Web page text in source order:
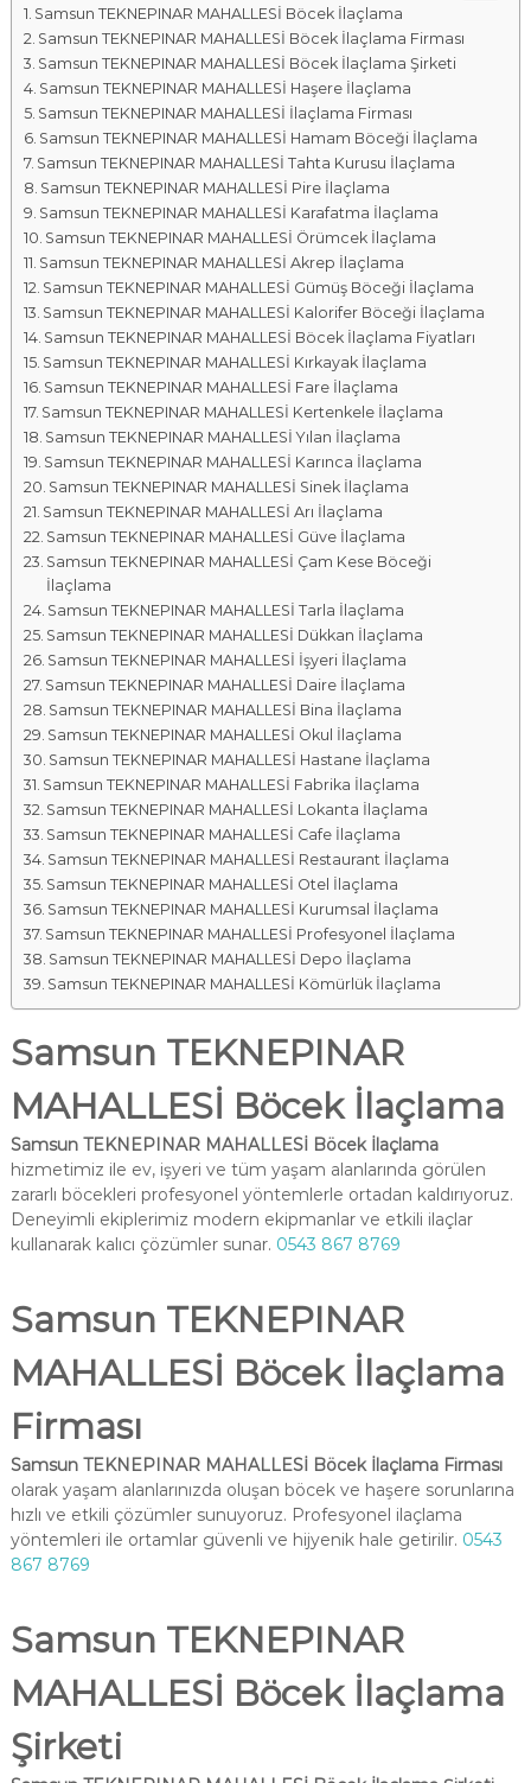
a
l
a
r
ı
Samsun TEKNEPINAR MAHALLESİ Böcek İlaçlama
Samsun TEKNEPINAR MAHALLESİ Böcek İlaçlama Firması
Samsun TEKNEPINAR MAHALLESİ Böcek İlaçlama Şirketi
Samsun TEKNEPINAR MAHALLESİ Haşere İlaçlama
Samsun TEKNEPINAR MAHALLESİ İlaçlama Firması
Samsun TEKNEPINAR MAHALLESİ Hamam Böceği İlaçlama
Samsun TEKNEPINAR MAHALLESİ Tahta Kurusu İlaçlama
Samsun TEKNEPINAR MAHALLESİ Pire İlaçlama
Samsun TEKNEPINAR MAHALLESİ Karafatma İlaçlama
Samsun TEKNEPINAR MAHALLESİ Örümcek İlaçlama
Samsun TEKNEPINAR MAHALLESİ Akrep İlaçlama
Samsun TEKNEPINAR MAHALLESİ Gümüş Böceği İlaçlama
Samsun TEKNEPINAR MAHALLESİ Kalorifer Böceği İlaçlama
Samsun TEKNEPINAR MAHALLESİ Böcek İlaçlama Fiyatları
Samsun TEKNEPINAR MAHALLESİ Kırkayak İlaçlama
Samsun TEKNEPINAR MAHALLESİ Fare İlaçlama
Samsun TEKNEPINAR MAHALLESİ Kertenkele İlaçlama
Samsun TEKNEPINAR MAHALLESİ Yılan İlaçlama
Samsun TEKNEPINAR MAHALLESİ Karınca İlaçlama
Samsun TEKNEPINAR MAHALLESİ Sinek İlaçlama
Samsun TEKNEPINAR MAHALLESİ Arı İlaçlama
Samsun TEKNEPINAR MAHALLESİ Güve İlaçlama
Samsun TEKNEPINAR MAHALLESİ Çam Kese Böceği
İlaçlama
Samsun TEKNEPINAR MAHALLESİ Tarla İlaçlama
Samsun TEKNEPINAR MAHALLESİ Dükkan İlaçlama
Samsun TEKNEPINAR MAHALLESİ İşyeri İlaçlama
Samsun TEKNEPINAR MAHALLESİ Daire İlaçlama
Samsun TEKNEPINAR MAHALLESİ Bina İlaçlama
Samsun TEKNEPINAR MAHALLESİ Okul İlaçlama
Samsun TEKNEPINAR MAHALLESİ Hastane İlaçlama
Samsun TEKNEPINAR MAHALLESİ Fabrika İlaçlama
Samsun TEKNEPINAR MAHALLESİ Lokanta İlaçlama
Samsun TEKNEPINAR MAHALLESİ Cafe İlaçlama
Samsun TEKNEPINAR MAHALLESİ Restaurant İlaçlama
Samsun TEKNEPINAR MAHALLESİ Otel İlaçlama
Samsun TEKNEPINAR MAHALLESİ Kurumsal İlaçlama
Samsun TEKNEPINAR MAHALLESİ Profesyonel İlaçlama
Samsun TEKNEPINAR MAHALLESİ Depo İlaçlama
Samsun TEKNEPINAR MAHALLESİ Kömürlük İlaçlama
Samsun TEKNEPINAR
MAHALLESİ Böcek İlaçlama
Samsun TEKNEPINAR MAHALLESİ Böcek İlaçlama
hizmetimiz ile ev, işyeri ve tüm yaşam alanlarında görülen
zararlı böcekleri profesyonel yöntemlerle ortadan kaldırıyoruz.
Deneyimli ekiplerimiz modern ekipmanlar ve etkili ilaçlar
kullanarak kalıcı çözümler sunar. 0543 867 8769
Samsun TEKNEPINAR
MAHALLESİ Böcek İlaçlama
Firması
Samsun TEKNEPINAR MAHALLESİ Böcek İlaçlama Firması
olarak yaşam alanlarınızda oluşan böcek ve haşere sorunlarına
hızlı ve etkili çözümler sunuyoruz. Profesyonel ilaçlama
yöntemleri ile ortamlar güvenli ve hijyenik hale getirilir. 0543
867 8769
Samsun TEKNEPINAR
MAHALLESİ Böcek İlaçlama
Şirketi